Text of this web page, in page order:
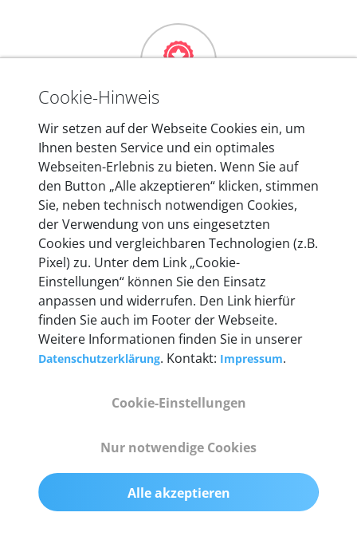
Mehr als 10 Jahre Erfahrung
In den Kfz-Diagnosegeräten von autoaid stecken
mehr als 10 Jahre Erfahrung, und auch in Zukunft
entwickeln wir unsere Produkte am Standort in
Berlin laufend weiter. Auf diese Qualität vertrauen
heute mehr als 60.000 Privatkunden und
Unternehmen.
Technische Details &
Gewicht
Cookie-Hinweis
Wir setzen auf der Webseite Cookies ein, um
Ihnen besten Service und ein optimales
Webseiten-Erlebnis zu bieten. Wenn Sie auf
den Button „Alle akzeptieren“ klicken, stimmen
Sie, neben technisch notwendigen Cookies,
der Verwendung von uns eingesetzten
Cookies und vergleichbaren Technologien (z.B.
Pixel) zu. Unter dem Link „Cookie-
Einstellungen“ können Sie den Einsatz
anpassen und widerrufen. Den Link hierfür
finden Sie auch im Footer der Webseite.
Weitere Informationen finden Sie in unserer
Datenschutzerklärung. Kontakt: Impressum.
Cookie-Einstellungen
Nur notwendige Cookies
Alle akzeptieren